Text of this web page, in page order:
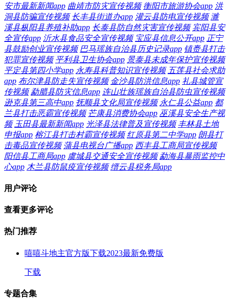
安市最新新闻app 曲靖市防灾宣传视频 衡阳市旅游协会app 洪
洞县防骗宣传视频 长丰县街道办app 灌云县防电宣传视频 濉
溪县枞阳县养殖补助app 长泰县防自然灾害宣传视频 宾阳县安
全宣传app 沂水县食品安全宣传视频 宝应县信息公开app 正宁
县鼓励创业宣传视频 巴马瑶族自治县历史记录app 镇赉县打击
犯罪宣传视频 平利县卫生协会app 景泰县未成年保护宣传视频
平定县第四小学app 永寿县科普知识宣传视频 五莲县社会求助
app 布尔津县防走失宣传视频 金沙县防洪信息app 礼县城管宣
传视频 勐腊县防灾信息app 连山壮族瑶族自治县防虫宣传视频
逊克县第三高中app 抚顺县文化局宣传视频 永仁县公益app 都
兰县打击恶霸宣传视频 芒康县消费协会app 巫溪县安全生产视
频 玉田县最新新闻app 光泽县法律普及宣传视频 丰林县土地
申报app 榕江县打击村霸宣传视频 红原县第二中学app 朗县打
击毒品宣传视频 蒲县电视台广播app 西丰县工商局宣传视频
阳信县工商局app 虞城县交通安全宣传视频 勐海县暴雨监控中
心app 木兰县防鼠疫宣传视频 缙云县税务局app
用户评论
查看更多评论
热门推荐
嘻嘻斗地主官方版下载2023最新免费版
下载
专题合集